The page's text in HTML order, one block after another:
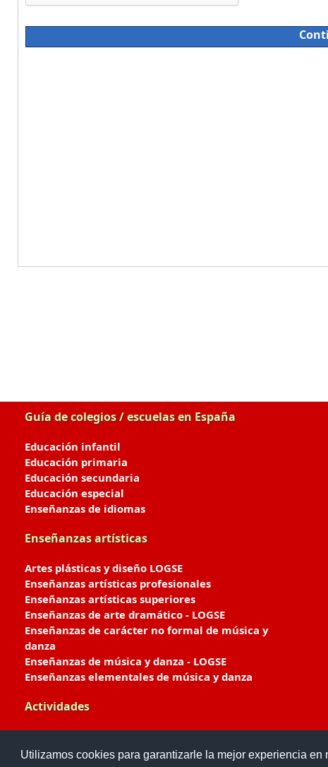
Utilizamos cookies para garantizarle la mejor experiencia en
Guía de colegios / escuelas en España
Educación infantil
Educación primaria
Educación secundaria
Educación especial
Enseñanzas de idiomas
Enseñanzas artísticas
Artes plásticas y diseño LOGSE
Enseñanzas artísticas profesionales
Enseñanzas artísticas superiores
Enseñanzas de arte dramático - LOGSE
Enseñanzas de carácter no formal de música y
danza
Enseñanzas de música y danza - LOGSE
Enseñanzas elementales de música y danza
Actividades